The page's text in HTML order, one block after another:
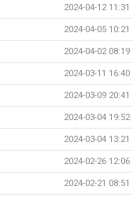
2024-04-12 11:31
2024-04-05 10:21
2024-04-02 08:19
2024-03-11 16:40
2024-03-09 20:41
2024-03-04 19:52
2024-03-04 13:21
2024-02-26 12:06
2024-02-21 08:51